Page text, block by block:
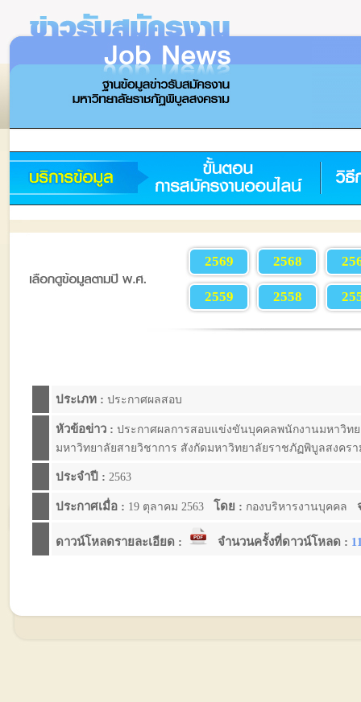
2569 2568
2559 2558
ประเภท : ประกาศผลสอบ
หัวข้อข่าว : ประกาศผลการสอบแข่งขันบุคคลพนักงานมหาวิท
มหาวิทยาลัยสายวิชาการ สังกัดมหาวิทยาลัยราชภัฏพิบูลสงครา
ประจำปี : 2563
ประกาศเมื่อ : 19 ตุลาคม 2563 โดย : กองบริหารงานบุคคล
ดาวน์โหลดรายละเอียด : จำนวนครั้งที่ดาวน์โหลด :